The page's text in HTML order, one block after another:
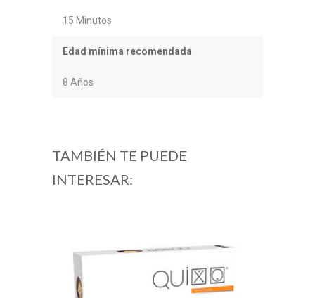
15 Minutos
Edad mínima recomendada
8 Años
TAMBIÉN TE PUEDE
INTERESAR: